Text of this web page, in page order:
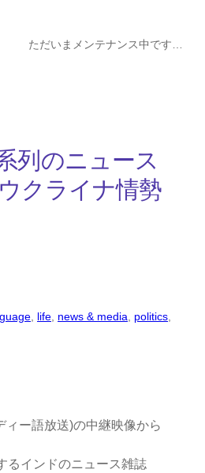
ただいまメンテナンス中です…
列のニュース
クライナ情勢
life news & media politics
ィー語放送)の中継映像から
るインドのニュース雑誌